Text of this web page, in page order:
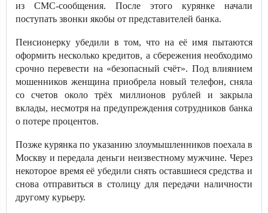
из СМС-сообщения. После этого курянке начали
поступать звонки якобы от представителей банка.
Пенсионерку убедили в том, что на её имя пытаются
оформить несколько кредитов, а сбережения необходимо
срочно перевести на «безопасный счёт». Под влиянием
мошенников женщина приобрела новый телефон, сняла
со счетов около трёх миллионов рублей и закрыла
вклады, несмотря на предупреждения сотрудников банка
о потере процентов.
Позже курянка по указанию злоумышленников поехала в
Москву и передала деньги неизвестному мужчине. Через
некоторое время её убедили снять оставшиеся средства и
снова отправиться в столицу для передачи наличности
другому курьеру.